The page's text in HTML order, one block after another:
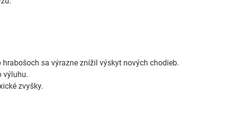
sa výrazne znížil výskyt nových chodieb.
výluhu.
zvyšky.